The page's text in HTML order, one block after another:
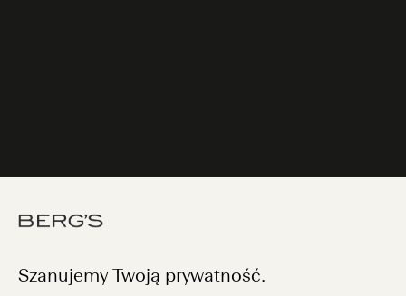
Szanujemy Twoją prywatność.